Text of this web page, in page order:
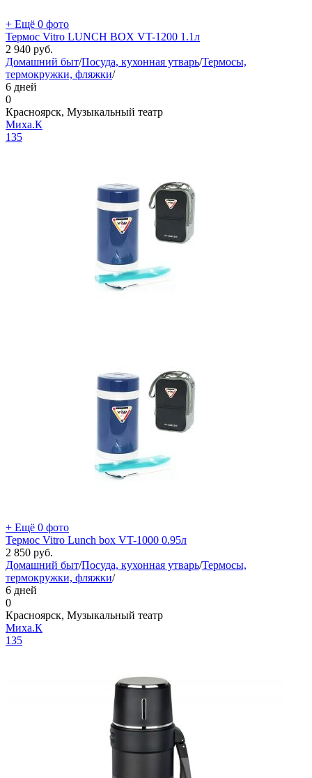
+ Ещё 0 фото
Термос Vitro LUNCH BOX VT-1200 1.1л
2 940 руб.
Домашний быт/Посуда, кухонная утварь/Термосы,
термокружки, фляжки/
6 дней
0
Красноярск, Музыкальный театр
Миха.К
135
+ Ещё 0 фото
Термос Vitro Lunch box VT-1000 0.95л
2 850 руб.
Домашний быт/Посуда, кухонная утварь/Термосы,
термокружки, фляжки/
6 дней
0
Красноярск, Музыкальный театр
Миха.К
135